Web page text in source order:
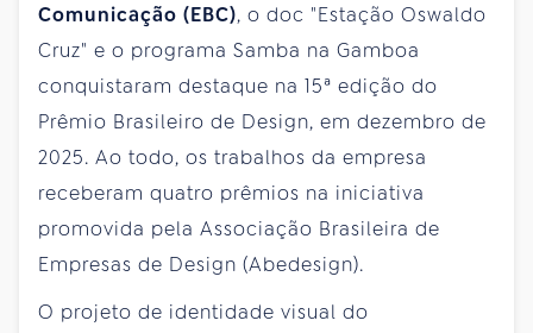
Comunicação (EBC), o doc "Estação Oswaldo
Cruz" e o programa Samba na Gamboa
conquistaram destaque na 15ª edição do
Prêmio Brasileiro de Design, em dezembro de
2025. Ao todo, os trabalhos da empresa
receberam quatro prêmios na iniciativa
promovida pela Associação Brasileira de
Empresas de Design (Abedesign).
O projeto de identidade visual do